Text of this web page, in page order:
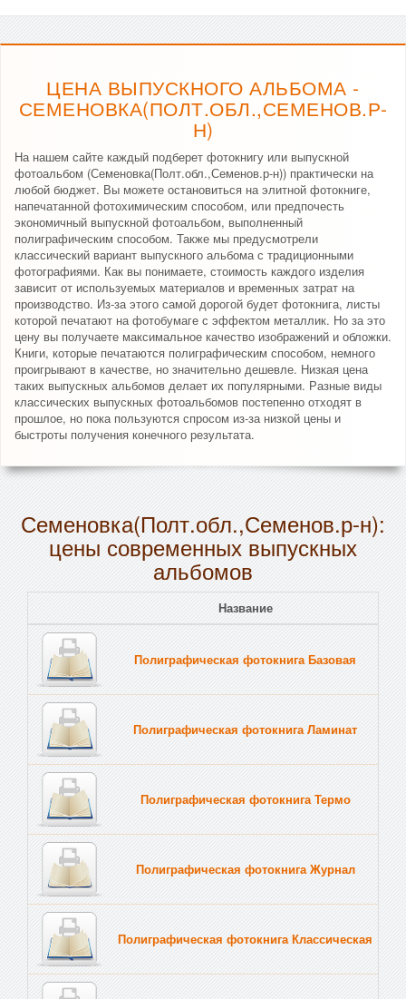
ЦЕНА ВЫПУСКНОГО АЛЬБОМА -
СЕМЕНОВКА(ПОЛТ.ОБЛ.,СЕМЕНОВ.Р-
Н)
На нашем сайте каждый подберет фотокнигу или выпускной
фотоальбом (Семеновка(Полт.обл.,Семенов.р-н)) практически на
любой бюджет. Вы можете остановиться на элитной фотокниге,
напечатанной фотохимическим способом, или предпочесть
экономичный выпускной фотоальбом, выполненный
полиграфическим способом. Также мы предусмотрели
классический вариант выпускного альбома с традиционными
фотографиями. Как вы понимаете, стоимость каждого изделия
зависит от используемых материалов и временных затрат на
производство. Из-за этого самой дорогой будет фотокнига, листы
которой печатают на фотобумаге с эффектом металлик. Но за это
цену вы получаете максимальное качество изображений и обложки.
Книги, которые печатаются полиграфическим способом, немного
проигрывают в качестве, но значительно дешевле. Низкая цена
таких выпускных альбомов делает их популярными. Разные виды
классических выпускных фотоальбомов постепенно отходят в
прошлое, но пока пользуются спросом из-за низкой цены и
быстроты получения конечного результата.
Семеновка(Полт.обл.,Семенов.р-н):
цены современных выпускных
альбомов
Название
Полиграфическая фотокнига Базовая
Полиграфическая фотокнига Ламинат
Полиграфическая фотокнига Термо
Полиграфическая фотокнига Журнал
Полиграфическая фотокнига Классическая